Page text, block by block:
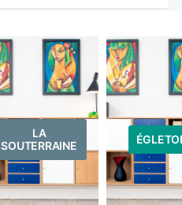
LA
SOUTERRAINE